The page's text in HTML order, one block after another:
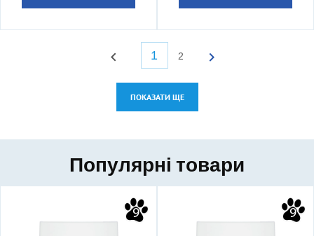
 1 2 
ПОКАЗАТИ ЩЕ
Популярні товари
9 9